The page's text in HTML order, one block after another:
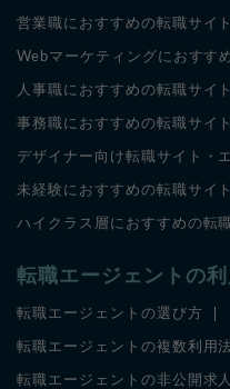
営業職におすすめの転職サイ
Webマーケティングにおすす
人事職におすすめの転職サイ
事務職におすすめの転職サイ
デザイナー向け転職サイト・
未経験におすすめの転職サイ
ハイクラス層におすすめの転
転職エージェントの
転職エージェントの選び方
転職エージェントの複数利用
転職エージェントの非公開求人